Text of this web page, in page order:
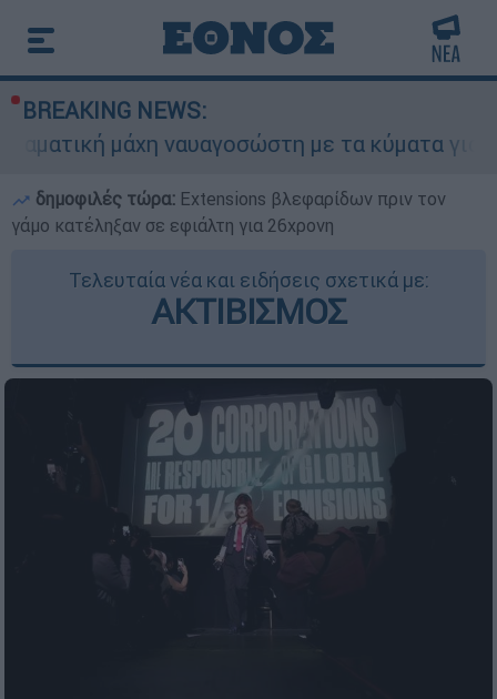
BREAKING NEWS:
ναυαγοσώστη με τα κύματα για να σώσει
δημοφιλές τώρα: Extensions βλεφαρίδων πριν τον
γάμο κατέληξαν σε εφιάλτη για 26χρονη
Τελευταία νέα και ειδήσεις σχετικά με:
ΑΚΤΙΒΙΣΜΟΣ